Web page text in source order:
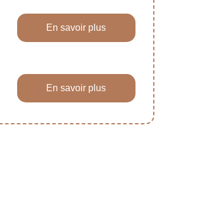
En savoir plus
En savoir plus